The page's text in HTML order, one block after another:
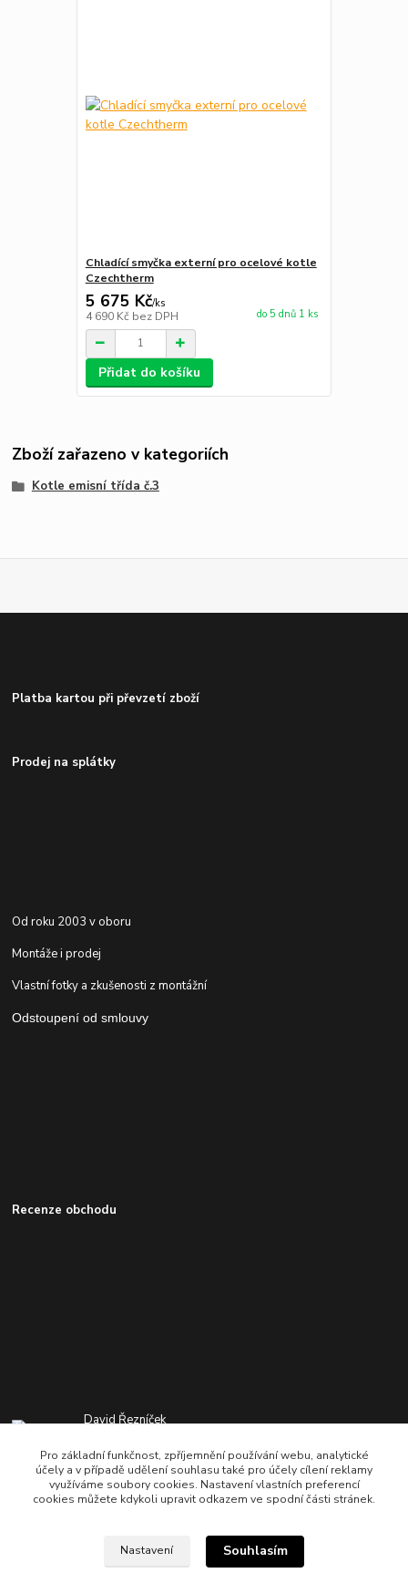
Chladící smyčka externí pro ocelové kotle
Czechtherm
5 675 Kč/ks
4 690 Kč bez DPH do 5 dnů 1 ks
Přidat do košíku
Zboží zařazeno v kategoriích
Kotle emisní třída č.3
Platba kartou při převzetí zboží
Prodej na splátky
Od roku 2003 v oboru
Montáže i prodej
Vlastní fotky a zkušenosti z montážní
Odstoupení od smlouvy
Recenze obchodu
David Řezníček
8:00-20:00 hod
info@heatshop.cz
Pro základní funkčnost, zpříjemnění používání webu, analytické
účely a v případě udělení souhlasu také pro účely cílení reklamy
využíváme soubory cookies. Nastavení vlastních preferencí
cookies můžete kdykoli upravit odkazem ve spodní části stránek.
Nastavení Souhlasím